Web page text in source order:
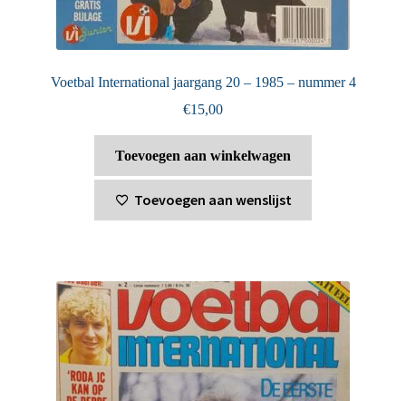
Voetbal International jaargang 20 – 1985 – nummer 4
€15,00
Toevoegen aan winkelwagen
Toevoegen aan wenslijst